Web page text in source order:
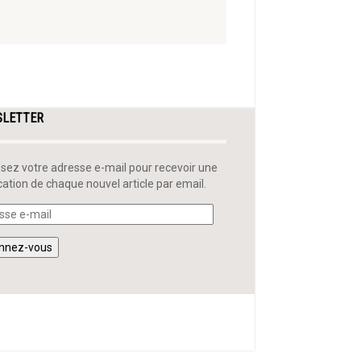
votre adresse e-mail pour recevoir une
de chaque nouvel article par email.
vous